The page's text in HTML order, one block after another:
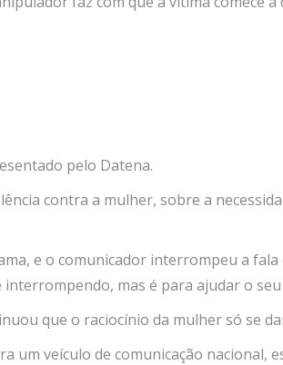
pelo Datena.
contra a mulher, sobre a
e o comunicador interrompeu a
mas é para ajudar o seu
que o raciocínio da mulher só se
um veículo de comunicação